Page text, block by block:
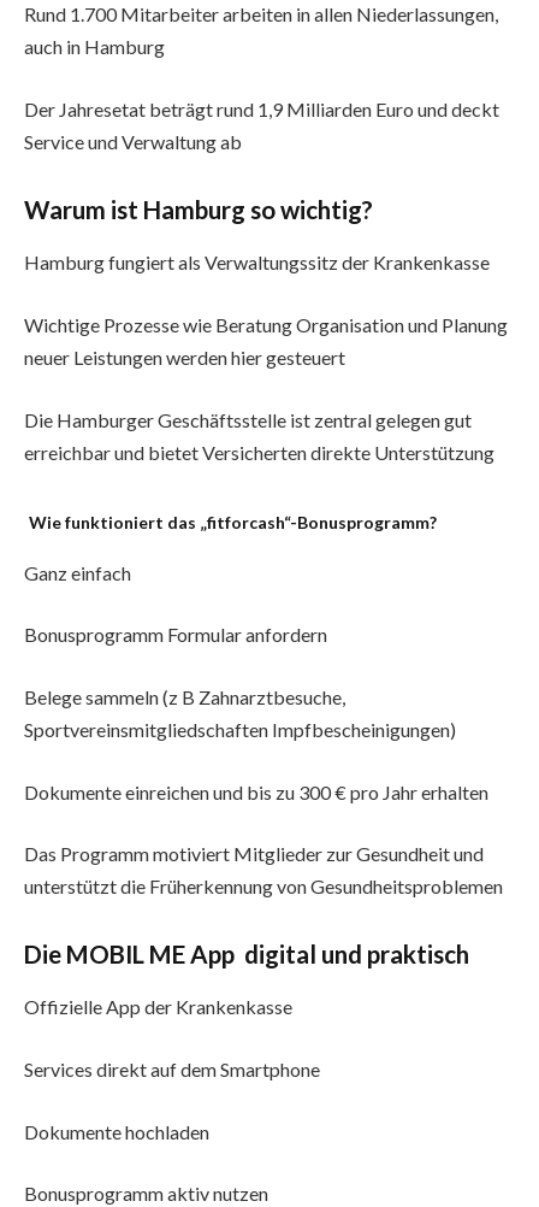
Rund 1.700 Mitarbeiter arbeiten in allen Niederlassungen,
auch in Hamburg
Der Jahresetat beträgt rund 1,9 Milliarden Euro und deckt
Service und Verwaltung ab
Warum ist Hamburg so wichtig?
Hamburg fungiert als Verwaltungssitz der Krankenkasse
Wichtige Prozesse wie Beratung Organisation und Planung
neuer Leistungen werden hier gesteuert
Die Hamburger Geschäftsstelle ist zentral gelegen gut
erreichbar und bietet Versicherten direkte Unterstützung
Wie funktioniert das „fitforcash“-Bonusprogramm?
Ganz einfach
Bonusprogramm Formular anfordern
Belege sammeln (z B Zahnarztbesuche,
Sportvereinsmitgliedschaften Impfbescheinigungen)
Dokumente einreichen und bis zu 300 € pro Jahr erhalten
Das Programm motiviert Mitglieder zur Gesundheit und
unterstützt die Früherkennung von Gesundheitsproblemen
Die MOBIL ME App digital und praktisch
Offizielle App der Krankenkasse
Services direkt auf dem Smartphone
Dokumente hochladen
Bonusprogramm aktiv nutzen